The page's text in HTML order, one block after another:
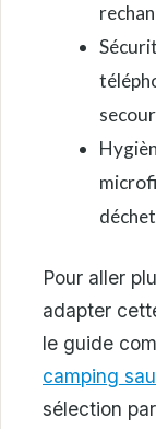
Pour aller
adapter
le guide
camping
sélection